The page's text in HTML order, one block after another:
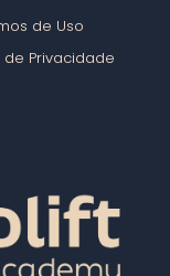
de Uso
de Privacidade